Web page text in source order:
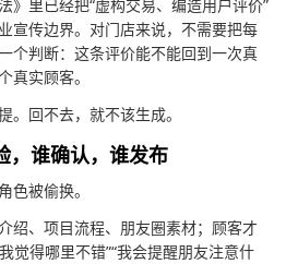
》里已经把“虚构交易、编造用户评价”
宣传边界。对门店来说，不需要把每
个判断：这条评价能不能回到一次真
真实顾客。
。回不去，就不该生成。
，谁确认，谁发布
色被偷换。
绍、项目流程、朋友圈素材；顾客才
觉得哪里不错”“我会提醒朋友注意什